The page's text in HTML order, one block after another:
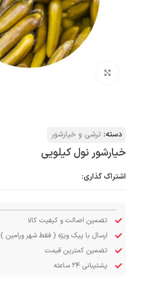
دسته: ترشی و خیارشور
خیارشور نول کیلویی
اشتراک گذاری:
تضمین اصالت و کیفیت کالا
ارسال با پیک ویژه ( فقط شهر ورامین )
تضمین کمترین قیمت
پشتیبانی ۲۴ ساعته